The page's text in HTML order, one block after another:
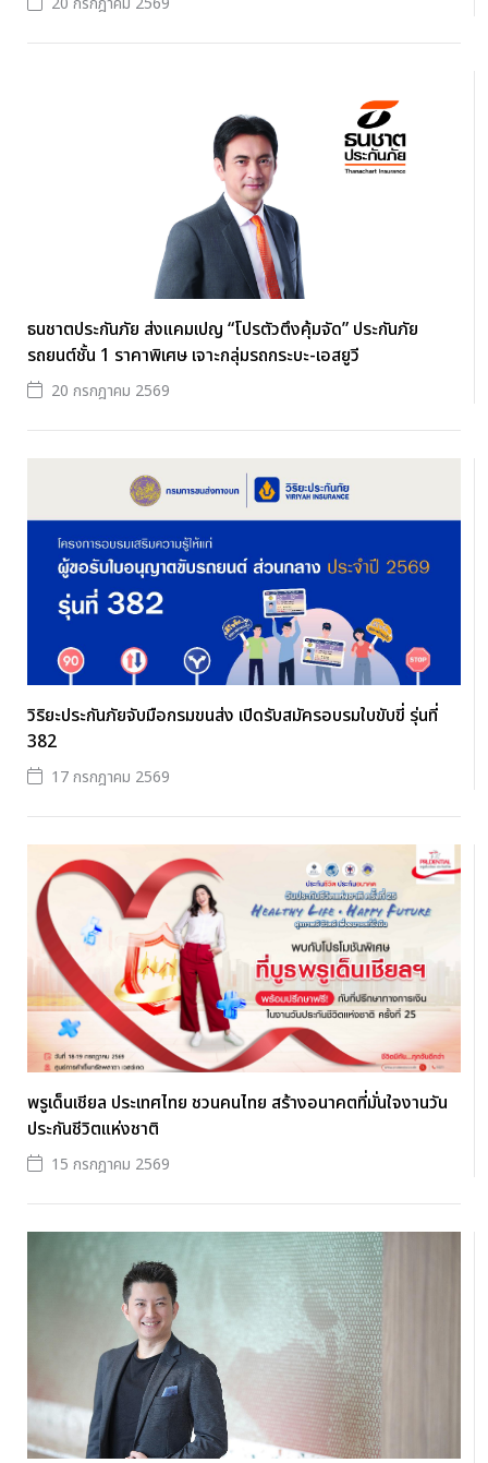
ธนชาตประกันภัย ส่งแคมเปญ “โปรตัวตึงคุ้มจัด” ประกันภัย
รถยนต์ชั้น 1 ราคาพิเศษ เจาะกลุ่มรถกระบะ-เอสยูวี
20 กรกฎาคม 2569
วิริยะประกันภัยจับมือกรมขนส่ง เปิดรับสมัครอบรมใบขับขี่ รุ่นที่
382
17 กรกฎาคม 2569
พรูเด็นเชียล ประเทศไทย ชวนคนไทย สร้างอนาคตที่มั่นใจงานวัน
ประกันชีวิตแห่งชาติ
15 กรกฎาคม 2569